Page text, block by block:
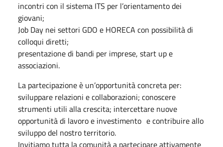
incontri con il sistema ITS per l’orientamento dei
giovani;
Job Day nei settori GDO e HORECA con possibilità di
colloqui diretti;
presentazione di bandi per imprese, start up e
associazioni.
La partecipazione è un’opportunità concreta per:
sviluppare relazioni e collaborazioni; conoscere
strumenti utili alla crescita; intercettare nuove
opportunità di lavoro e investimento e contribuire allo
sviluppo del nostro territorio.
Invitiamo tutta la comunità a partecipare attivamente